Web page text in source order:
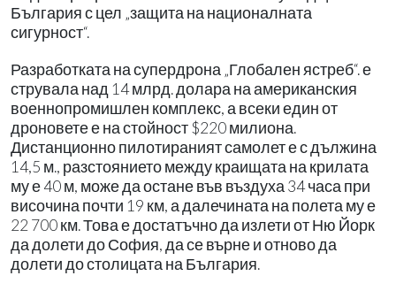
България с цел „защита на националната
сигурност“.
Разработката на супердрона „Глобален ястреб“. е
струвала над 14 млрд. долара на американския
военнопромишлен комплекс, а всеки един от
дроновете е на стойност $220 милиона.
Дистанционно пилотираният самолет е с дължина
14,5 м., разстоянието между краищата на крилата
му е 40 м, може да остане във въздуха 34 часа при
височина почти 19 км, а далечината на полета му е
22 700 км. Това е достатъчно да излети от Ню Йорк
да долети до София, да се върне и отново да
долети до столицата на България.